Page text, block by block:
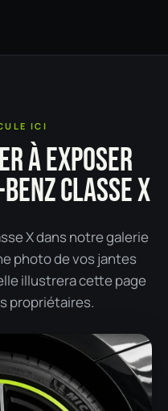
ICI
À EXPOSER
CLASSE X
X dans notre galerie
photo de vos jantes
illustrera cette page
propriétaires.